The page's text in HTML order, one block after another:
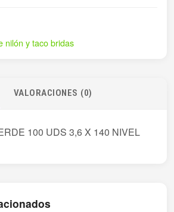
nilón y taco bridas
VALORACIONES (0)
100 UDS 3,6 X 140 NIVEL